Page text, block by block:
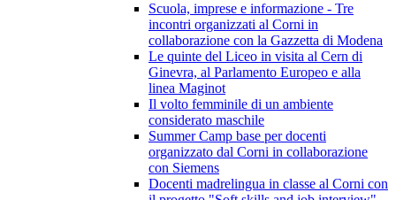
Scuola, imprese e informazione - Tre
incontri organizzati al Corni in
collaborazione con la Gazzetta di Modena
Le quinte del Liceo in visita al Cern di
Ginevra, al Parlamento Europeo e alla
linea Maginot
Il volto femminile di un ambiente
considerato maschile
Summer Camp base per docenti
organizzato dal Corni in collaborazione
con Siemens
Docenti madrelingua in classe al Corni con